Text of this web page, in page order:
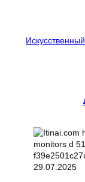
29.07.2025